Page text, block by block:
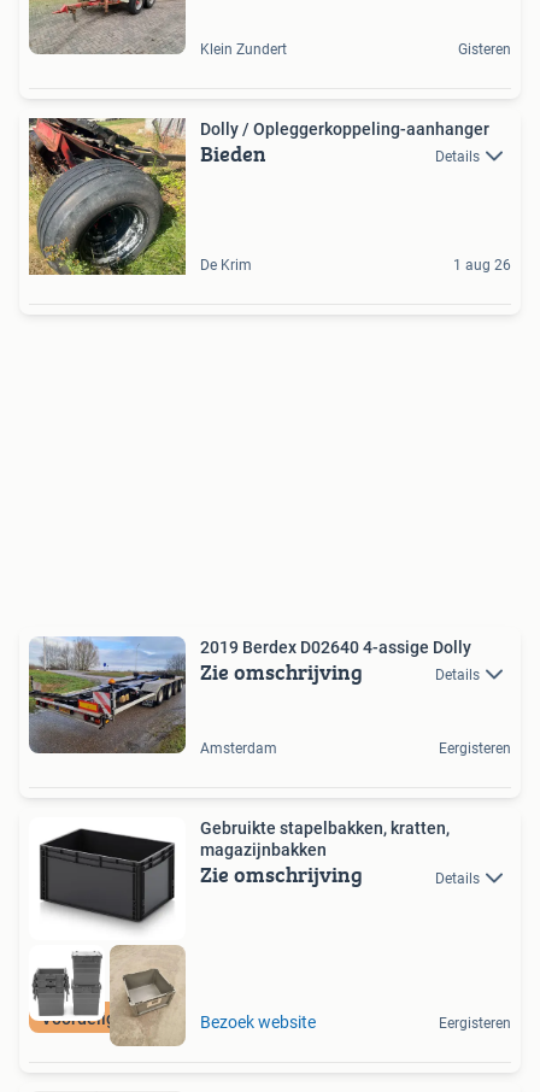
Klein Zundert Gisteren
Dolly / Opleggerkoppeling-aanhanger
Bieden Details
De Krim 1 aug 26
2019 Berdex D02640 4-assige Dolly
Zie omschrijving Details
Amsterdam Eergisteren
Voordelig en snel
Gebruikte stapelbakken, kratten,
magazijnbakken
Zie omschrijving Details
Bezoek website Eergisteren